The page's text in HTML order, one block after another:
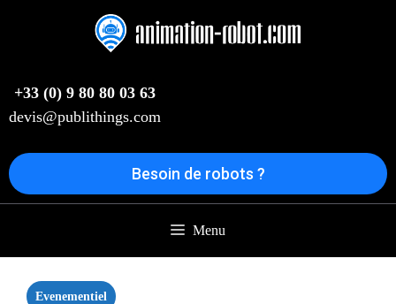
+33 (0) 9 80 80 03 63
devis@publithings.com
Besoin de robots ?
Menu
Evenementiel